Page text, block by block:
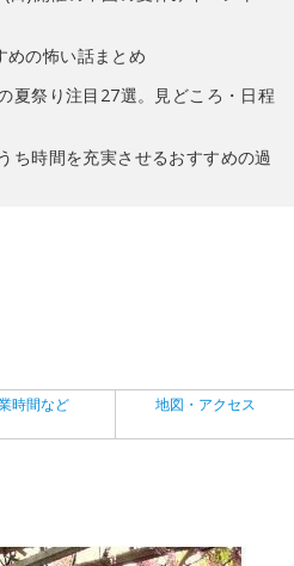
めの怖い話まとめ
夏祭り注目27選。見どころ・日程
ち時間を充実させるおすすめの過
時間など 地図・アクセス